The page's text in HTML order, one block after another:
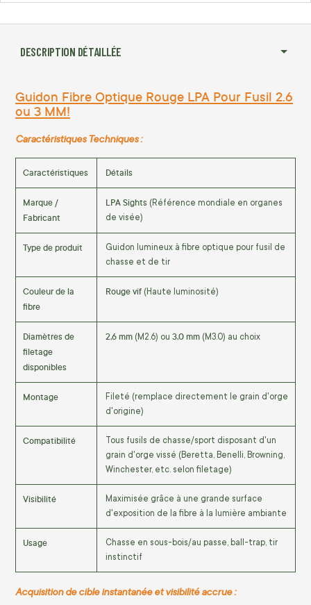
DESCRIPTION DÉTAILLÉE
Guidon Fibre Optique Rouge LPA Pour Fusil 2.6
ou 3 MM!
Caractéristiques Techniques :
Caractéristiques Détails
Marque /
Fabricant
LPA Sights (Référence mondiale en organes
de visée)
Type de produit
Guidon lumineux à fibre optique pour fusil de
chasse et de tir
Couleur de la
fibre
Rouge vif (Haute luminosité)
Diamètres de
filetage
disponibles
2,6 mm (M2.6) ou 3,0 mm (M3.0) au choix
Montage
Fileté (remplace directement le grain d'orge
d'origine)
Compatibilité
Tous fusils de chasse/sport disposant d'un
grain d'orge vissé (Beretta, Benelli, Browning,
Winchester, etc. selon filetage)
Visibilité
Maximisée grâce à une grande surface
d'exposition de la fibre à la lumière ambiante
Usage
Chasse en sous-bois/au passe, ball-trap, tir
instinctif
Acquisition de cible instantanée et visibilité accrue :